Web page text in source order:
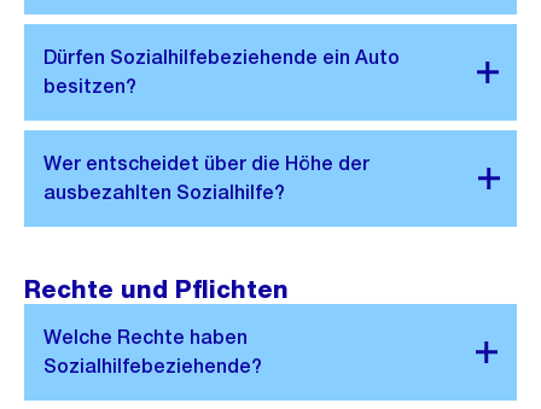
Rechte und Pflichten